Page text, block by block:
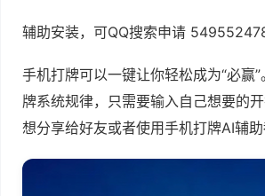
辅助安装，可QQ搜索申请
手机打牌可以一键让你轻松成为“必赢
牌系统规律，只需要输入自己想要的
想分享给好友或者使用手机打牌AI辅助